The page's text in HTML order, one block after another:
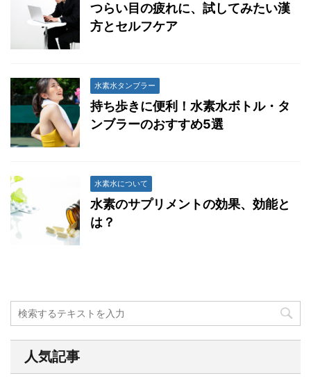
つらい目の疲れに、試してみたい漢
方とセルフケア
水素水タンブラー
持ち歩きに便利！水素水ボトル・タ
ンブラーのおすすめ5選
水素水について
水素のサプリメントの効果、効能と
は？
人気記事